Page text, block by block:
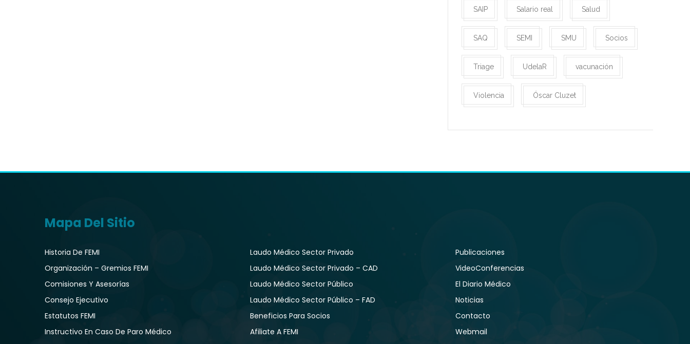
SAIP Salario real Salud
SAQ SEMI SMU Socios
Triage UdelaR vacunación
Violencia Óscar Cluzet
Mapa Del Sitio
Historia De FEMI
Organización – Gremios FEMI
Comisiones Y Asesorías
Consejo Ejecutivo
Estatutos FEMI
Instructivo En Caso De Paro Médico
Laudo Médico Sector Privado
Laudo Médico Sector Privado – CAD
Laudo Médico Sector Público
Laudo Médico Sector Público – FAD
Beneficios Para Socios
Afiliate A FEMI
Publicaciones
VideoConferencias
El Diario Médico
Noticias
Contacto
Webmail